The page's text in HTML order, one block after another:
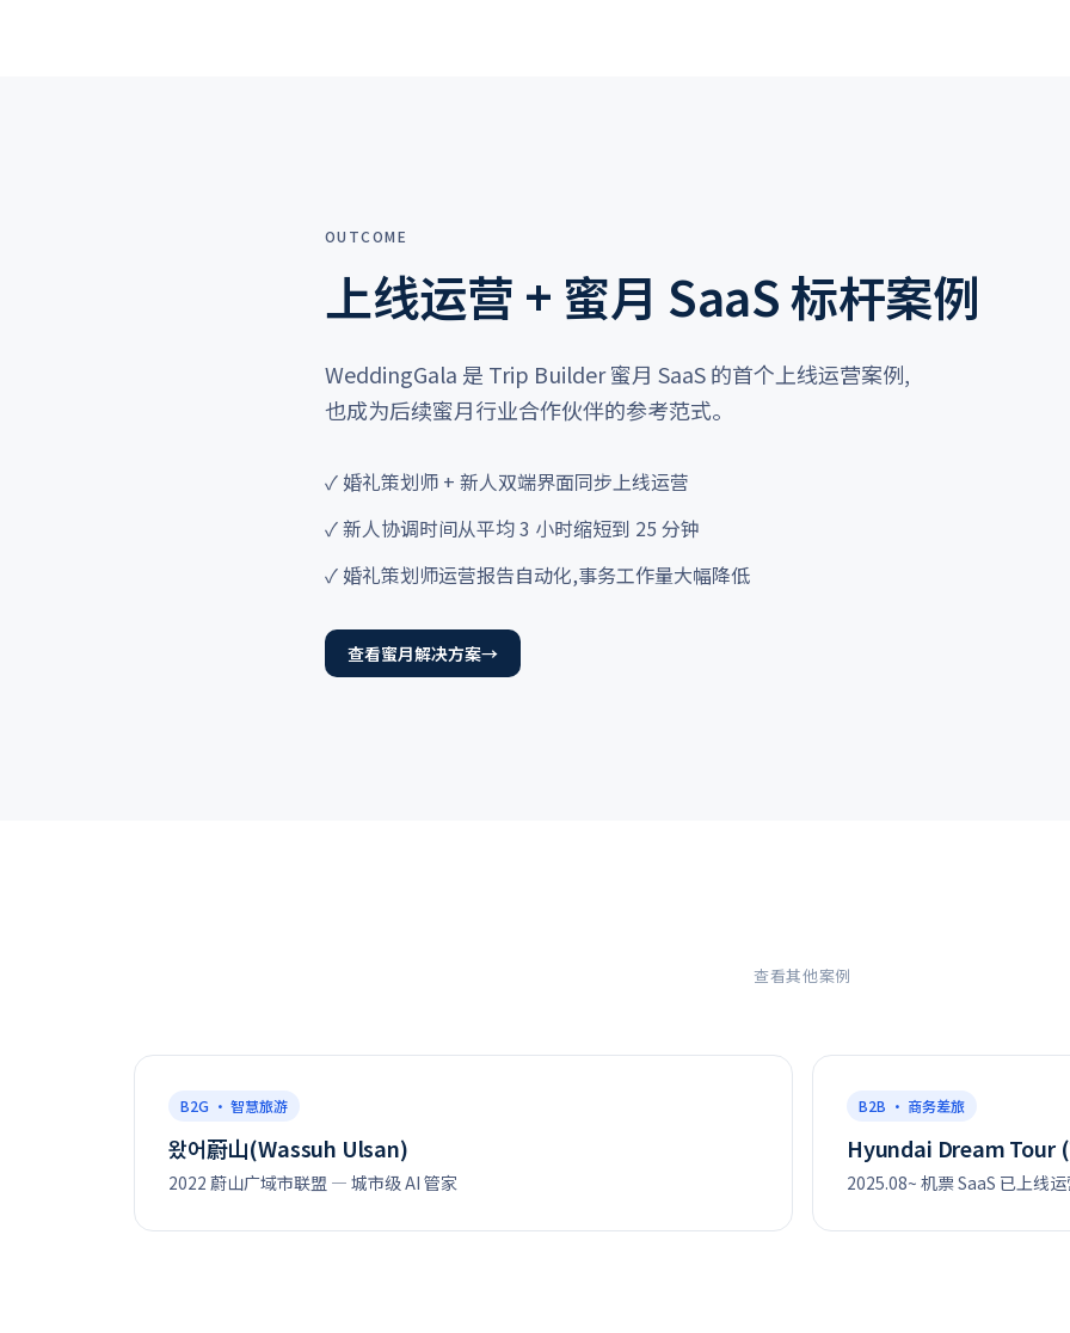
OUTCOME
上线运营 + 蜜月 SaaS 标杆案例
WeddingGala 是 Trip Builder 蜜月 SaaS 的首个上线运营案例,
也成为后续蜜月行业合作伙伴的参考范式。
✓ 婚礼策划师 + 新人双端界面同步上线运营
✓ 新人协调时间从平均 3 小时缩短到 25 分钟
✓ 婚礼策划师运营报告自动化,事务工作量大幅降低
查看蜜月解决方案
查看其他案例
B2G · 智慧旅游
왔어蔚山(Wassuh Ulsan)
2022 蔚山广域市联盟 — 城市级 AI 管家
B2B · 商务差旅
Hyundai Dream Tour
2025.08~ 机票 SaaS 已上线